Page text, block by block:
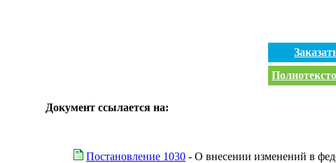
Документ ссылается на:
Постановление 1030 - О внесении изменений в